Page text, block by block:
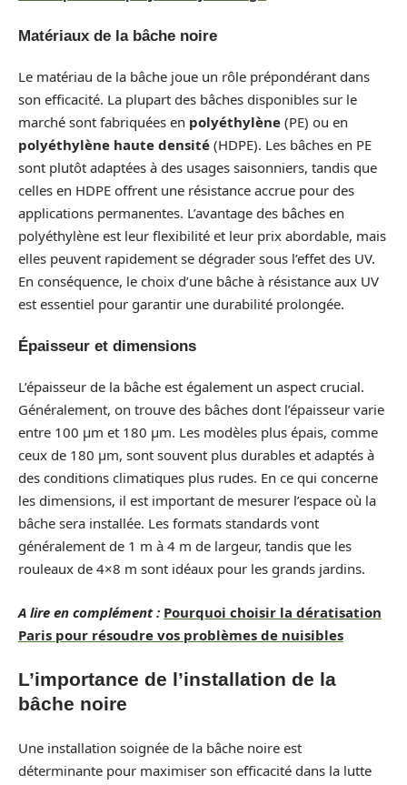
Matériaux de la bâche noire
Le matériau de la bâche joue un rôle prépondérant dans
son efficacité. La plupart des bâches disponibles sur le
marché sont fabriquées en polyéthylène (PE) ou en
polyéthylène haute densité (HDPE). Les bâches en PE
sont plutôt adaptées à des usages saisonniers, tandis que
celles en HDPE offrent une résistance accrue pour des
applications permanentes. L’avantage des bâches en
polyéthylène est leur flexibilité et leur prix abordable, mais
elles peuvent rapidement se dégrader sous l’effet des UV.
En conséquence, le choix d’une bâche à résistance aux UV
est essentiel pour garantir une durabilité prolongée.
Épaisseur et dimensions
L’épaisseur de la bâche est également un aspect crucial.
Généralement, on trouve des bâches dont l’épaisseur varie
entre 100 µm et 180 µm. Les modèles plus épais, comme
ceux de 180 µm, sont souvent plus durables et adaptés à
des conditions climatiques plus rudes. En ce qui concerne
les dimensions, il est important de mesurer l’espace où la
bâche sera installée. Les formats standards vont
généralement de 1 m à 4 m de largeur, tandis que les
rouleaux de 4×8 m sont idéaux pour les grands jardins.
A lire en complément : Pourquoi choisir la dératisation
Paris pour résoudre vos problèmes de nuisibles
L’importance de l’installation de la
bâche noire
Une installation soignée de la bâche noire est
déterminante pour maximiser son efficacité dans la lutte